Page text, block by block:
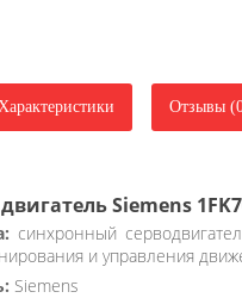
Отзывы
Siemens
синхронный
и управления
Siemens